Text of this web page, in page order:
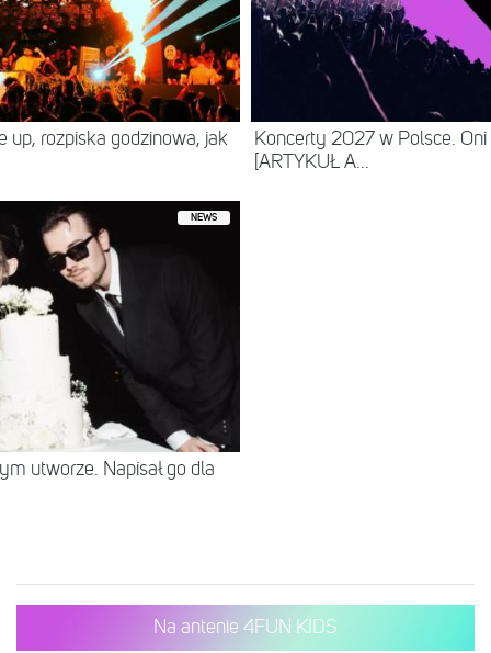
up, rozpiska godzinowa, jak
Koncerty 2027 w Polsce.
[ARTYKUŁ A...
NEWS
utworze. Napisał go dla
Na antenie 4FUN KIDS